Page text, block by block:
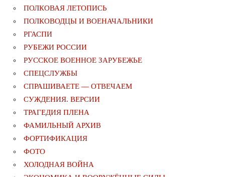
ПОЛКОВАЯ ЛЕТОПИСЬ
ПОЛКОВОДЦЫ И ВОЕНАЧАЛЬНИКИ
РГАСПИ
РУБЕЖИ РОССИИ
РУССКОЕ ВОЕННОЕ ЗАРУБЕЖЬЕ
СПЕЦСЛУЖБЫ
СПРАШИВАЕТЕ — ОТВЕЧАЕМ
СУЖДЕНИЯ. ВЕРСИИ
ТРАГЕДИЯ ПЛЕНА
ФАМИЛЬНЫЙ АРХИВ
ФОРТИФИКАЦИЯ
ФОТО
ХОЛОДНАЯ ВОЙНА